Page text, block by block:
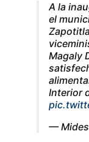
A la
el
Magaly
Interior
—